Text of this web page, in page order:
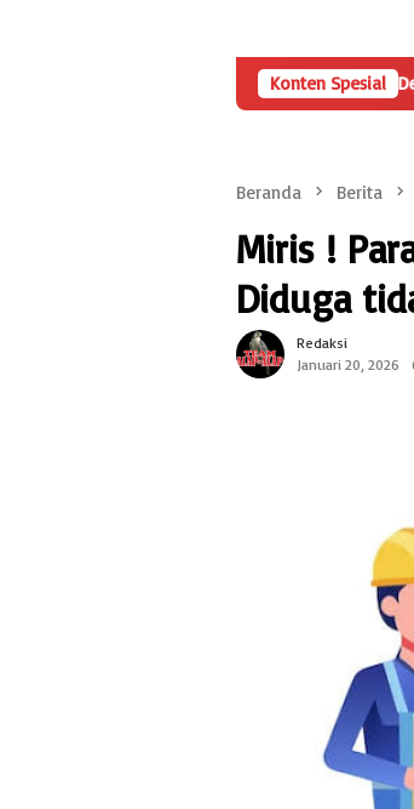
Konten Spesial
Angka Penyertaan Modal BUMDes Jadi Tanda
Beranda Berita
Miris !
Diduga
Redaksi
Januari 20, 2026